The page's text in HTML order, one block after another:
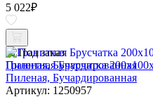
5 022₽
Под заказ
Гранитная Брусчатка
Пиленая, Бучардированная
Артикул: 1250957